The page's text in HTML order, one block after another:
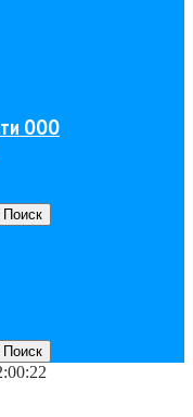
ООО
Поиск
Поиск